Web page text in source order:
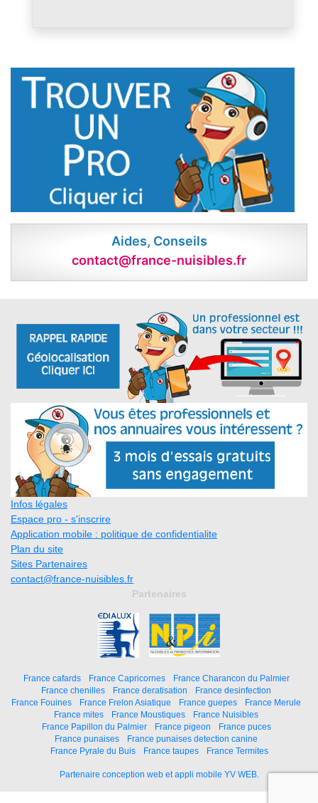
Aides, Conseils
contact@france-nuisibles.fr
Infos légales
Espace pro - s'inscrire
Application mobile : politique de confidentialite
Plan du site
Sites Partenaires
contact@france-nuisibles.fr
Partenaires
France cafards France Capricornes
France Charancon du Palmier
France chenilles
France deratisation
France desinfection
France Fouines
France Frelon Asiatique France guepes
France Merule
France mites
France Moustiques
France Nuisibles
France Papillon du Palmier
France pigeon
France puces
France punaises
France punaises detection canine
France Pyrale du Buis
France taupes France Termites
Partenaire conception web et appli mobile YV WEB.